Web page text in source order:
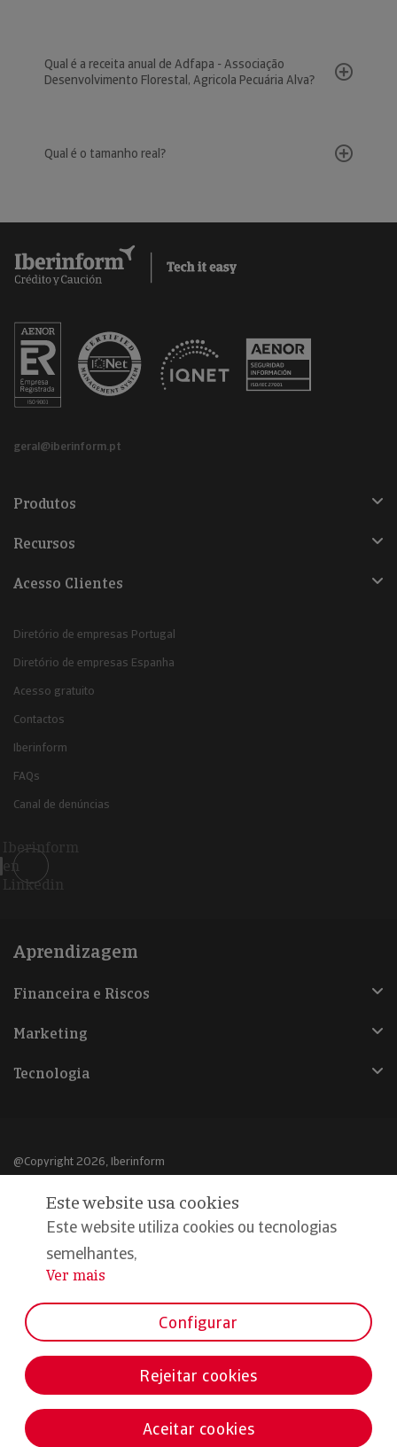
Qual é a receita anual de Adfapa - Associação
Desenvolvimento Florestal, Agricola Pecuária Alva?
Qual é o tamanho real?
geral@iberinform.pt
Produtos
Recursos
Acesso Clientes
Diretório de empresas Portugal
Diretório de empresas Espanha
Acesso gratuito
Contactos
Iberinform
FAQs
Canal de denúncias
Iberinform
en
Linkedin
Aprendizagem
Financeira e Riscos
Marketing
Tecnologia
@Copyright 2026, Iberinform
Aviso legal
Política de cookies
Declaração de privacidade
Este website usa cookies
Este website utiliza cookies ou tecnologias
semelhantes,
...
Ver mais
Configurar
Rejeitar cookies
Aceitar cookies